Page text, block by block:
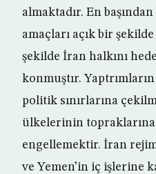
almaktadır. En
amaçları açık bir
şekilde İran halkını
konmuştır.
politik sınırlarına
ülkelerinin
engellemektir. İran
ve Yemen’in iç işlerine